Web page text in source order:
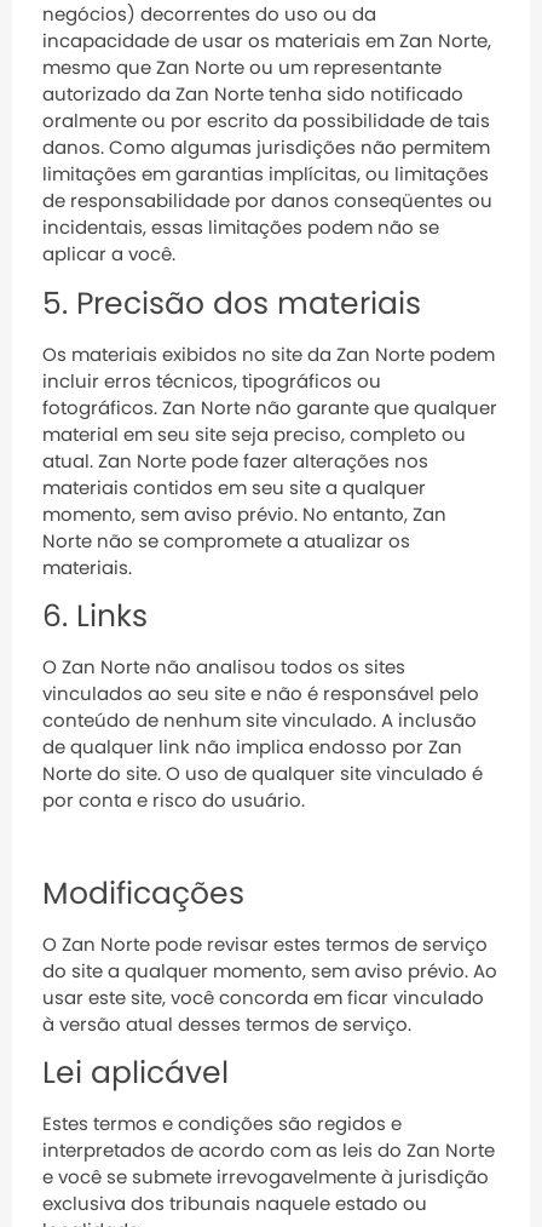
negócios) decorrentes do uso ou da
incapacidade de usar os materiais em Zan Norte,
mesmo que Zan Norte ou um representante
autorizado da Zan Norte tenha sido notificado
oralmente ou por escrito da possibilidade de tais
danos. Como algumas jurisdições não permitem
limitações em garantias implícitas, ou limitações
de responsabilidade por danos conseqüentes ou
incidentais, essas limitações podem não se
aplicar a você.
5. Precisão dos materiais
Os materiais exibidos no site da Zan Norte podem
incluir erros técnicos, tipográficos ou
fotográficos. Zan Norte não garante que qualquer
material em seu site seja preciso, completo ou
atual. Zan Norte pode fazer alterações nos
materiais contidos em seu site a qualquer
momento, sem aviso prévio. No entanto, Zan
Norte não se compromete a atualizar os
materiais.
6. Links
O Zan Norte não analisou todos os sites
vinculados ao seu site e não é responsável pelo
conteúdo de nenhum site vinculado. A inclusão
de qualquer link não implica endosso por Zan
Norte do site. O uso de qualquer site vinculado é
por conta e risco do usuário.
Modificações
O Zan Norte pode revisar estes termos de serviço
do site a qualquer momento, sem aviso prévio. Ao
usar este site, você concorda em ficar vinculado
à versão atual desses termos de serviço.
Lei aplicável
Estes termos e condições são regidos e
interpretados de acordo com as leis do Zan Norte
e você se submete irrevogavelmente à jurisdição
exclusiva dos tribunais naquele estado ou